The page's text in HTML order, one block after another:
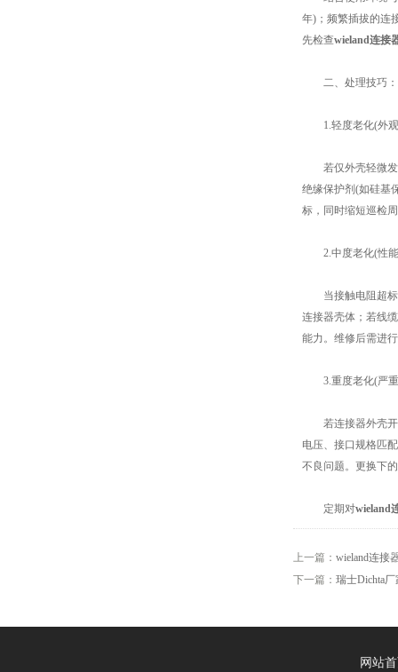
年)；频繁插拔的连
先检查wieland连接
二、处理技巧：
1.轻度老化(外观
若仅外壳轻微发
绝缘保护剂(如硅基
标，同时缩短巡检
2.中度老化(性能
当接触电阻超标
连接器壳体；若线
能力。维修后需进
3.重度老化(严重
若连接器外壳开
电压、接口规格匹
不良问题。更换下
定期对wieland
上一篇： wieland连接
下一篇： 瑞士Dichta
网站